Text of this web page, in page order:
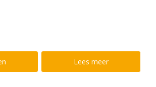
Lees meer